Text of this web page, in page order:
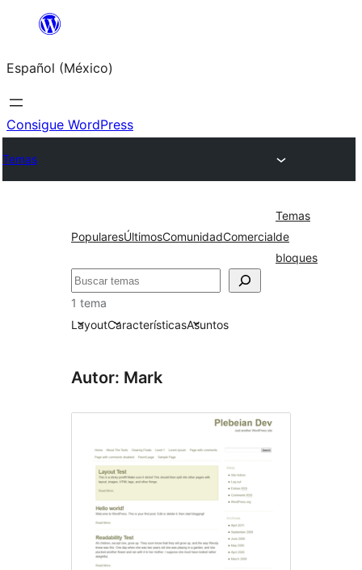
Saltar
contenido
Español (México)
Consigue WordPress
Temas
PopularesÚltimosComunidadComercial
Temas
de
bloques
Buscar
1 tema
LayoutCaracterísticasAsuntos
Autor: Mark